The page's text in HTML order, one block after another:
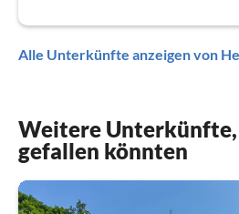
Alle Unterkünfte anzeigen von
Weitere Unterkünfte,
gefallen könnten